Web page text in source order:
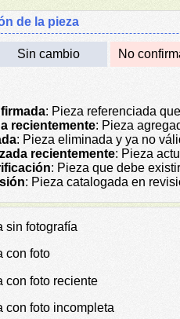
de la pieza
Sin cambio No
: Pieza referenciada
recientemente: Pieza
: Pieza eliminada y ya no
recientemente: Pieza
: Pieza que debe
: Pieza catalogada en
sin fotografía
con foto
con foto reciente
con foto incompleta